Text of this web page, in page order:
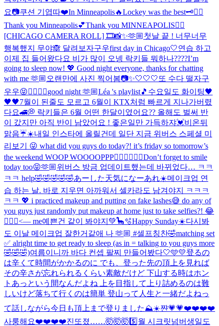
요📷쿠션 기엽따❤️In Minneapolis🔥Lockey was the best🗝️👍🏻
Thank you Minneapolis💕Thank you MINNEAPOLIS❤️‍🔥
[CHICAGO CAMERA ROLL] 🎞️📸✨🫶🏼첫날 끝 ! 너무너무
행복했지 무야🙈 달려보자구우first day in Chicago🤍연습 하고
이제 집 들어왔다요 비가 많이 오넹 락키들 뭐하나????I’m
going to sleep now! 💖 Good night everyone, thanks for chatting
with me 🫶🏼 오랜만에 사진 찍어봄📷✨🤍🤍🤍 또 수다 떨자구
우우😝✌🏻✌🏻good night 🫶🏼Léa 's playlist🎵 수요일도 화이팅🖤
🖤🖤7월이 된줄도 모르고 6월이 KTX처럼 빠르게 지나가버렸
다요🚄💭 락키들은 6월 어떤 한달이였어요?? 올해도 벌써 반
이 갔지만 아직 반이 남았어요 ! 좋은일만 가득하쟈💓비온뒤
맑음☔️☀️내일 인스타에 올릴건데 일단 지금 위버스 스페셜 미
리보기 😜 what did you guys do today?! it’s friday so tomorrow’s
the weekend WOOP WOOOOPPP❤️‍🔥❤️‍🔥❤️‍🔥Don’t forget to smile
today too😝🫶🏼위버스 방금 업데이트했는데 바뀌었다… ㅋㅋ
ㅋㅋ help🤣🤣🤣🤣🤣あーした天気になーあれ☀️메이크업 연
습 하는 날. 바로 지우면 아까워서 셀카라도 남겨야지 ㅋㅋㅋ
ㅋㅋ 💖 i practiced makeup and putting on fake lashes😅 do any of
you guys just randomly put makeup at home just to take selfies?! 😂
🙋🏻‍♀️<— me예쁜건 같이 봐야지💚🦕🫧Happy Sunday☀️다시봐
도 이날 메이크업 잘한거같애 나 🫶🏼 #셀프칭찬🤣matching set
✅ alright time to get ready to sleep (as in = talking to you guys more
🤣🤣🤣)여름이니까 바다 컨셉 팔찌 만들어봤다🤍🩵💛登るの
は辛くて時間がかかるのに でも、登った先の頂上を見れば
その辛さが忘れられるくらい素敵だけど 下山する時はホン
トあっという間なんだよね 上を目指して上り詰めるのは難
しいけど落ちて行くのは簡単 登山って人生と一緒だよねっ
て話しながら今日も頂上まで登りました⛰️☀️쨘💗💗❤️❤️❤️❤️
사룽해요❤️❤️❤️❤️진또졌……🤯🤯🤯 5️⃣월 시크릿넘버생일도